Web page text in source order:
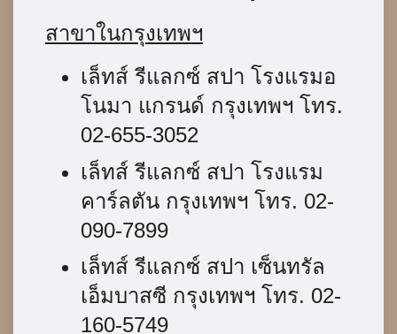
สาขาในกรุงเทพฯ
เล็ทส์ รีแลกซ์ สปา โรงแรมอ
โนมา แกรนด์ กรุงเทพฯ โทร.
02-655-3052
เล็ทส์ รีแลกซ์ สปา โรงแรม
คาร์ลตัน กรุงเทพฯ โทร. 02-
090-7899
เล็ทส์ รีแลกซ์ สปา เซ็นทรัล
เอ็มบาสซี กรุงเทพฯ โทร. 02-
160-5749